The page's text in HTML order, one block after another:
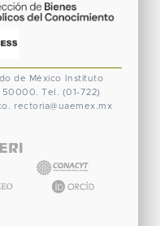
de México
Instituto
50000. Tel. (01-722)
rectoria@uaemex.mx